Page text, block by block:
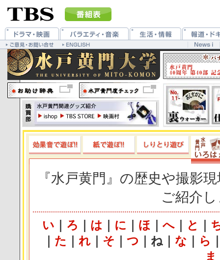
『水戸黄門』の歴史や撮影
ご紹介
い ろ は に ほ へ と
た れ｜ そ つ ね｜ な ら
ま